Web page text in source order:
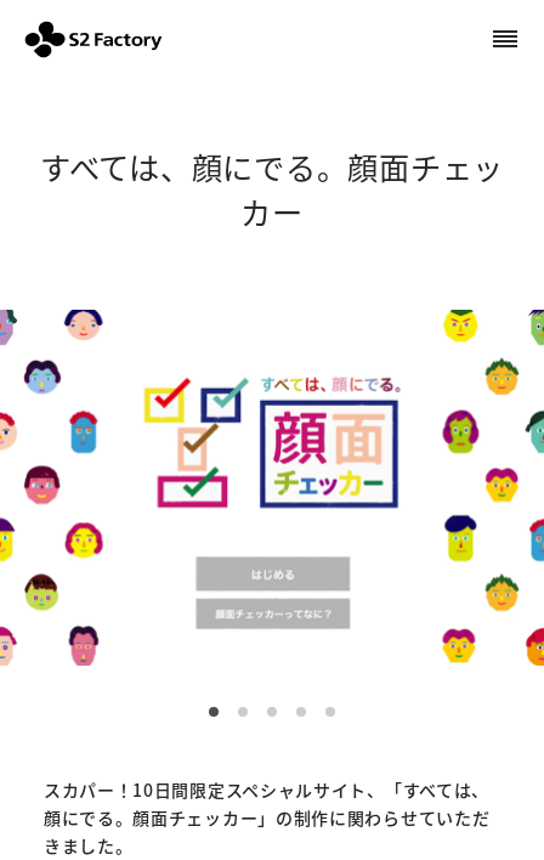
すべては、顔にでる。顔面チェッ
カー
スカパー！10日間限定スペシャルサイト、「すべては、
顔にでる。顔面チェッカー」の制作に関わらせていただ
きました。